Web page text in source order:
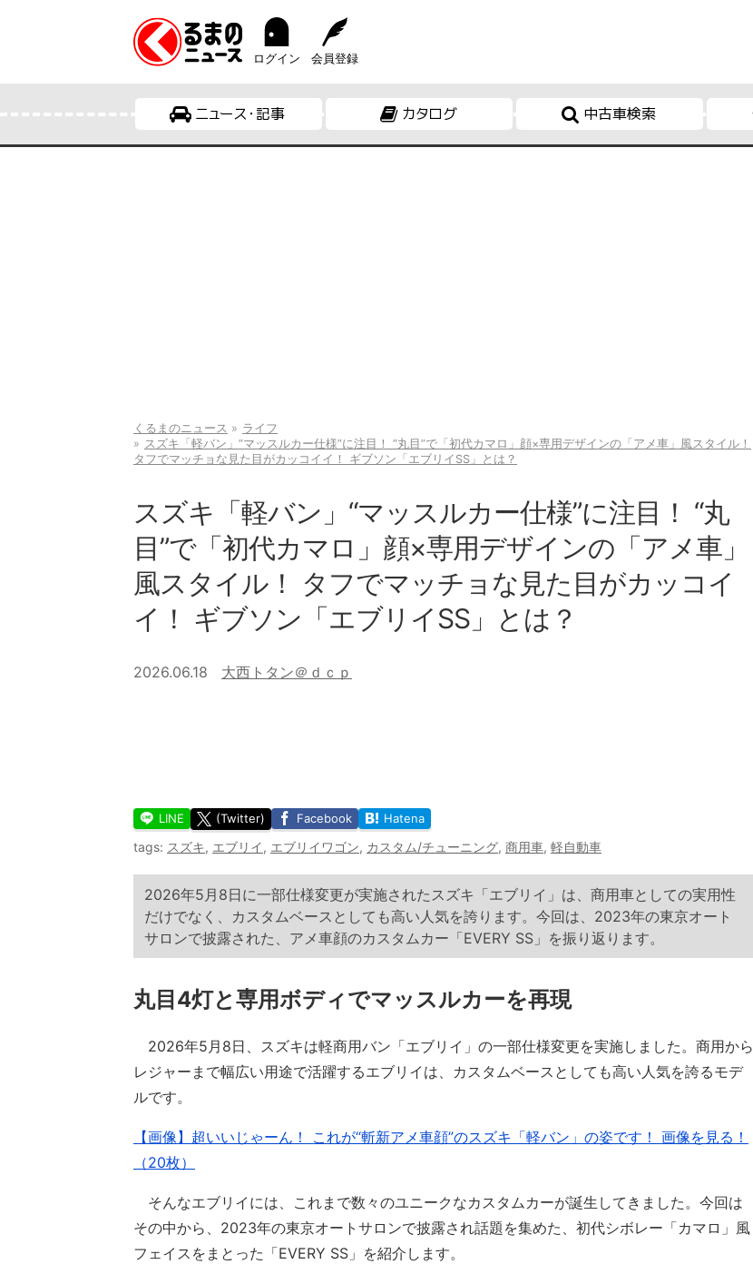
ログイン 会員登録
ニュース・記事 カタログ 中古車検索
くるまのニュース
ライフ
スズキ「軽バン」“マッスルカー仕様”に注目！ “丸目”で「初代カマロ」顔×専用デザインの「アメ車」風スタイル！
タフでマッチョな見た目がカッコイイ！ ギブソン「エブリイSS」とは？
スズキ「軽バン」“マッスルカー仕様”に注目！ “丸
目”で「初代カマロ」顔×専用デザインの「アメ車」
風スタイル！ タフでマッチョな見た目がカッコイ
イ！ ギブソン「エブリイSS」とは？
2026.06.18 大西トタン＠ｄｃｐ
LINE (Twitter) Facebook Hatena
tags: スズキ, エブリイ, エブリイワゴン, カスタム/チューニング, 商用車, 軽自動車
2026年5月8日に一部仕様変更が実施されたスズキ「エブリイ」は、商用車としての実用性
だけでなく、カスタムベースとしても高い人気を誇ります。今回は、2023年の東京オート
サロンで披露された、アメ車顔のカスタムカー「EVERY SS」を振り返ります。
丸目4灯と専用ボディでマッスルカーを再現
2026年5月8日、スズキは軽商用バン「エブリイ」の一部仕様変更を実施しました。商用から
レジャーまで幅広い用途で活躍するエブリイは、カスタムベースとしても高い人気を誇るモデ
ルです。
【画像】超いいじゃーん！ これが“斬新アメ車顔”のスズキ「軽バン」の姿です！ 画像を見る！
（20枚）
そんなエブリイには、これまで数々のユニークなカスタムカーが誕生してきました。今回は
その中から、2023年の東京オートサロンで披露され話題を集めた、初代シボレー「カマロ」風
フェイスをまとった「EVERY SS」を紹介します。